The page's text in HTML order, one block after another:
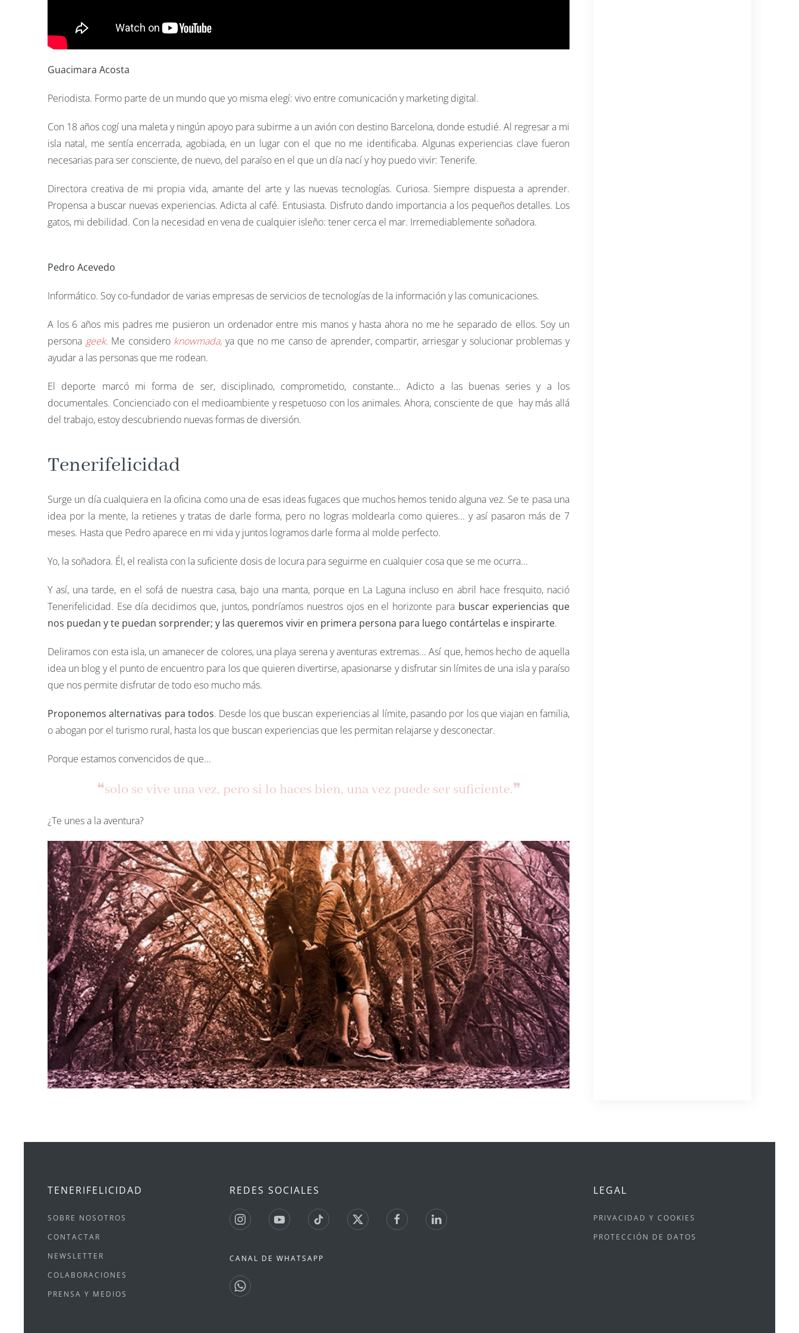
Guacimara Acosta
Periodista. Formo parte de un mundo que yo misma elegí: vivo entre comunicación y marketing digital.
Con 18 años cogí una maleta y ningún apoyo para subirme a un avión con destino Barcelona, donde estudié. Al regresar a mi
isla natal, me sentía encerrada, agobiada, en un lugar con el que no me identificaba. Algunas experiencias clave fueron
necesarias para ser consciente, de nuevo, del paraíso en el que un día nací y hoy puedo vivir: Tenerife.
Directora creativa de mi propia vida, amante del arte y las nuevas tecnologías. Curiosa. Siempre dispuesta a aprender.
Propensa a buscar nuevas experiencias. Adicta al café. Entusiasta. Disfruto dando importancia a los pequeños detalles. Los
gatos, mi debilidad. Con la necesidad en vena de cualquier isleño: tener cerca el mar. Irremediablemente soñadora.
Pedro Acevedo
Informático. Soy co-fundador de varias empresas de servicios de tecnologías de la información y las comunicaciones.
A los 6 años mis padres me pusieron un ordenador entre mis manos y hasta ahora no me he separado de ellos. Soy un
persona geek. Me considero knowmada, ya que no me canso de aprender, compartir, arriesgar y solucionar problemas y
ayudar a las personas que me rodean.
El deporte marcó mi forma de ser, disciplinado, comprometido, constante... Adicto a las buenas series y a los
documentales. Concienciado con el medioambiente y respetuoso con los animales. Ahora, consciente de que hay más allá
del trabajo, estoy descubriendo nuevas formas de diversión.
Tenerifelicidad
Surge un día cualquiera en la oficina como una de esas ideas fugaces que muchos hemos tenido alguna vez. Se te pasa una
idea por la mente, la retienes y tratas de darle forma, pero no logras moldearla como quieres... y así pasaron más de 7
meses. Hasta que Pedro aparece en mi vida y juntos logramos darle forma al molde perfecto.
Yo, la soñadora. Él, el realista con la suficiente dosis de locura para seguirme en cualquier cosa que se me ocurra...
Y así, una tarde, en el sofá de nuestra casa, bajo una manta, porque en La Laguna incluso en abril hace fresquito, nació
Tenerifelicidad. Ese día decidimos que, juntos, pondríamos nuestros ojos en el horizonte para buscar experiencias que
nos puedan y te puedan sorprender; y las queremos vivir en primera persona para luego contártelas e inspirarte.
Deliramos con esta isla, un amanecer de colores, una playa serena y aventuras extremas... Así que, hemos hecho de aquella
idea un blog y el punto de encuentro para los que quieren divertirse, apasionarse y disfrutar sin límites de una isla y paraíso
que nos permite disfrutar de todo eso mucho más.
Proponemos alternativas para todos. Desde los que buscan experiencias al límite, pasando por los que viajan en familia,
o abogan por el turismo rural, hasta los que buscan experiencias que les permitan relajarse y desconectar.
Porque estamos convencidos de que...
❝solo se vive una vez, pero si lo haces bien, una vez puede ser suficiente.❞
¿Te unes a la aventura?
TENERIFELICIDAD
SOBRE NOSOTROS
CONTACTAR
NEWSLETTER
COLABORACIONES
PRENSA Y MEDIOS
REDES SOCIALES
CANAL DE WHATSAPP
LEGAL
PRIVACIDAD Y COOKIES
PROTECCIÓN DE DATOS